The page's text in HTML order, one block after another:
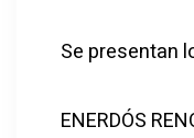
Se presentan
ENERDÓS